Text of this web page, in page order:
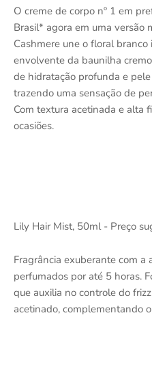
O creme de corpo nº 1 em
Brasil* agora em uma versão
Cashmere une o floral
envolvente da baunilha
de hidratação profunda e
trazendo uma sensação de
Com textura acetinada e alta
ocasiões.
Lily Hair Mist, 50ml - Preço
Fragrância exuberante com a
perfumados por até 5 horas.
que auxilia no controle do
acetinado, complementando